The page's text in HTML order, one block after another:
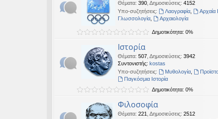
Θέματα: 390 Δημοσιεύσεις: 4152
Υπο-συζητήσεις:
Λαογραφία,
Αρχαία
Γλωσσολογία
Αρχαιολογία
Δημοτικότητα: 0%
Ιστορία
Θέματα: 507 Δημοσιεύσεις: 3942
Συντονιστής: kostas
Υπο-συζητήσεις:
Μυθολογία,
Παγκόσμια Ιστορία
Δημοτικότητα: 0%
Φιλοσοφία
Θέματα: 221 Δημοσιεύσεις: 2512